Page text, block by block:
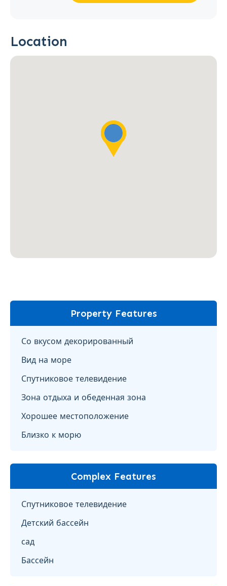
Location
Property Features
Со вкусом декорированный
Вид на море
Спутниковое телевидение
Зона отдыха и обеденная зона
Хорошее местоположение
Близко к морю
Complex Features
Спутниковое телевидение
Детский бассейн
сад
Бассейн